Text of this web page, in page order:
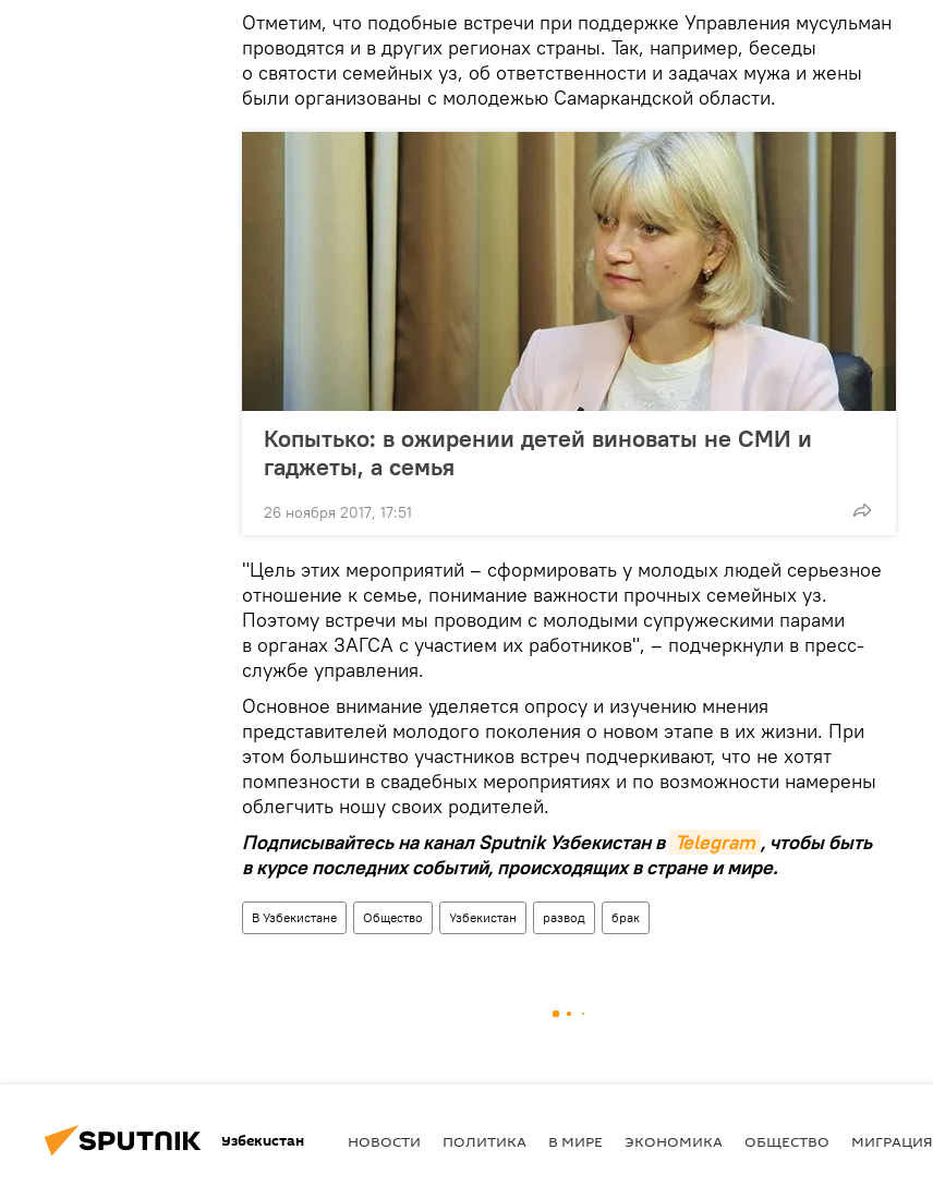
Отметим, что подобные встречи при поддержке Управления мусульман
проводятся и в других регионах страны. Так, например, беседы
о святости семейных уз, об ответственности и задачах мужа и жены
были организованы с молодежью Самаркандской области.
Копытько: в ожирении детей виноваты не СМИ и
гаджеты, а семья
26 ноября 2017, 17:51
"Цель этих мероприятий – сформировать у молодых людей серьезное
отношение к семье, понимание важности прочных семейных уз.
Поэтому встречи мы проводим с молодыми супружескими парами
в органах ЗАГСА с участием их работников", – подчеркнули в пресс-
службе управления.
Основное внимание уделяется опросу и изучению мнения
представителей молодого поколения о новом этапе в их жизни. При
этом большинство участников встреч подчеркивают, что не хотят
помпезности в свадебных мероприятиях и по возможности намерены
облегчить ношу своих родителей.
Подписывайтесь на канал Sputnik Узбекистан в Telegram , чтобы быть
в курсе последних событий, происходящих в стране и мире.
В Узбекистане Общество Узбекистан развод брак
Узбекистан НОВОСТИ ПОЛИТИКА В МИРЕ ЭКОНОМИКА ОБЩЕСТВО МИГРАЦИЯ